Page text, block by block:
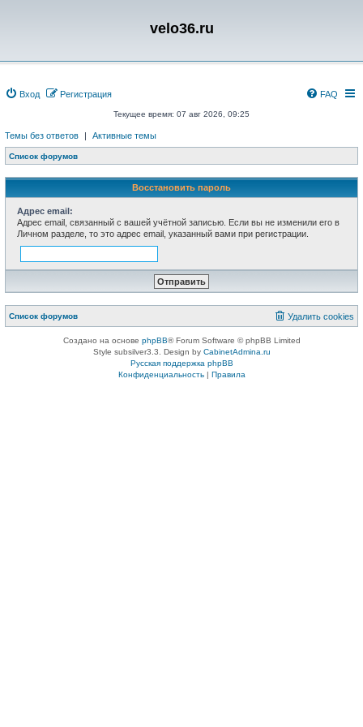
velo36.ru
Вход Регистрация FAQ
Текущее время: 07 авг 2026, 09:25
Темы без ответов | Активные темы
Список форумов
Восстановить пароль
Адрес email:
Адрес email, связанный с вашей учётной записью. Если вы не изменили его в
Личном разделе, то это адрес email, указанный вами при регистрации.
Список форумов Удалить cookies
Создано на основе phpBB® Forum Software © phpBB Limited
Style subsilver3.3. Design by CabinetAdmina.ru
Русская поддержка phpBB
Конфиденциальность| Правила